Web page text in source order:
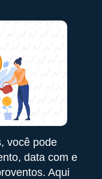
você pode
data com e
Aqui